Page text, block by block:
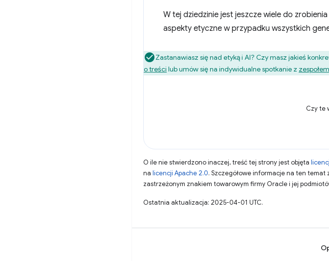
W tej dziedzinie jest jeszcze wiele do
aspekty etyczne w przypadku wszystkich
Zastanawiasz się nad etyką i AI? Czy masz jakieś
o treści lub umów się na indywidualne spotkanie z
Czy te
O ile nie stwierdzono inaczej, treść tej strony jest objęta
na licencji Apache 2.0. Szczegółowe informacje na ten temat
zastrzeżonym znakiem towarowym firmy Oracle i jej
Ostatnia aktualizacja: 2025-04-01 UTC.